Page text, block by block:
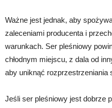
Ważne jest jednak, aby
zaleceniami producenta i
warunkach. Ser pleśniowy
chłodnym miejscu, z dala od
aby uniknąć rozprzestrzeniania
Jeśli ser pleśniowy jest dobrze